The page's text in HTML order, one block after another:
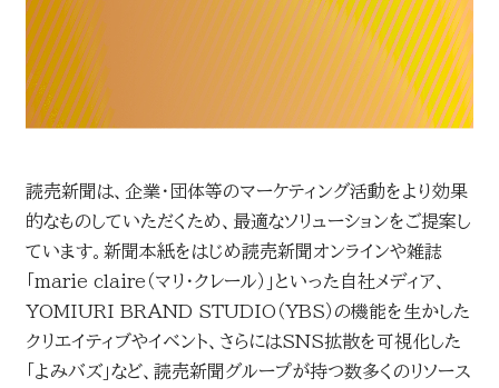
読売マーケティング賞
読売広告大賞
読売出版広告賞
読売・日テレ アドバタイザー・オブ・ザ・イヤー
DOWNLOADS
資料ダウンロード
NEWSLETTER
ニュースレター
読売新聞は、企業・団体等のマーケティング活動をより効果
的なものしていただくため、最適なソリューションをご提案し
ています。新聞本紙をはじめ読売新聞オンラインや雑誌
「marie claire（マリ・クレール）」といった自社メディア、
YOMIURI BRAND STUDIO（YBS）の機能を生かした
クリエイティブやイベント、さらにはSNS拡散を可視化した
「よみバズ」など、読売新聞グループが持つ数多くのリソース